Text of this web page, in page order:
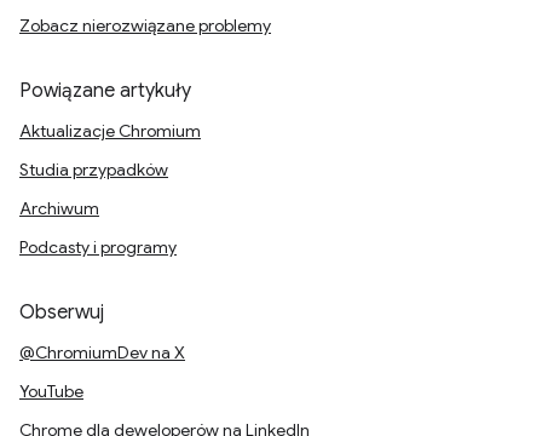
Zobacz nierozwiązane problemy
Powiązane artykuły
Aktualizacje Chromium
Studia przypadków
Archiwum
Podcasty i programy
Obserwuj
@ChromiumDev na X
YouTube
Chrome dla deweloperów na LinkedIn